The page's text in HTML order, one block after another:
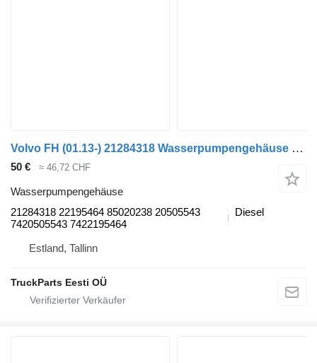
Volvo FH (01.13-) 21284318 Wasserpumpengehäuse für Volvo FH, FM, FMX-4 series (2013-) Sattelzugmaschine
50 € ≈ 46,72 CHF
Wasserpumpengehäuse
21284318 22195464 85020238 20505543
7420505543 7422195464
Diesel
Estland, Tallinn
TruckParts Eesti OÜ